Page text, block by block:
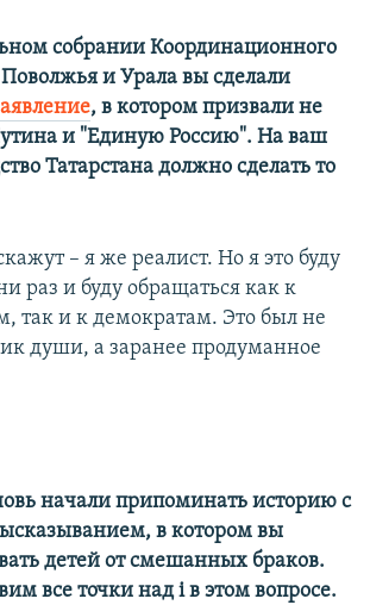
собрании Координационного
Поволжья и Урала вы сделали
, в котором призвали не
и "Единую Россию". На ваш
Татарстана должно сделать то
– я же реалист. Но я это буду
раз и буду обращаться как к
так и к демократам. Это был не
души, а заранее продуманное
начали припоминать историю с
в котором вы
детей от смешанных браков.
все точки над i в этом вопросе.